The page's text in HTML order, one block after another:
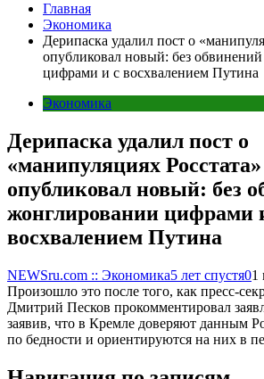
Главная
Экономика
Дерипаска удалил пост о
опубликовал новый: без
цифрами и с восхвалением Путина
Экономика
Дерипаска удалил пост о
«манипуляциях
опубликовал новый: без
жонглировании цифрами
восхвалением Путина
NEWSru.com :: Экономика5 лет спустя01
Произошло это после того, как пресс-
Дмитрий Песков прокомментировал
заявив, что в Кремле доверяют данным
по бедности и ориентируются на них в